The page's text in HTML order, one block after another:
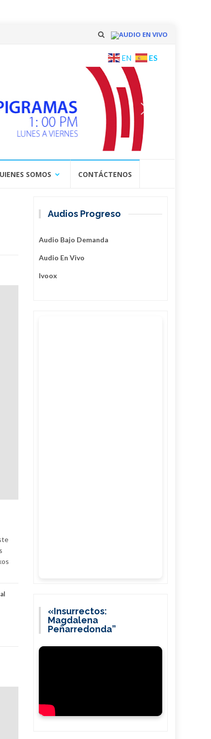
AUDIO EN VIVO
Skip
content
EN ES
SOMOS CONTÁCTENOS
Audios Progreso
Audio Bajo Demanda
Audio En Vivo
Ivoox
«Insurrectos:
Magdalena
Peñarredonda”